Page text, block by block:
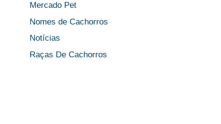
Mercado Pet
Nomes de Cachorros
Notícias
Raças De Cachorros